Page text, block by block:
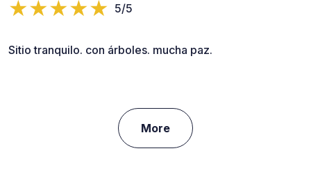
5/5
Sitio tranquilo. con árboles. mucha paz.
More